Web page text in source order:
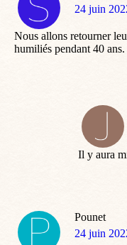
dit
24 juin
Nous allons retourner
humiliés pendant 40 ans.
Il y aura
Pounet
dit
24 juin